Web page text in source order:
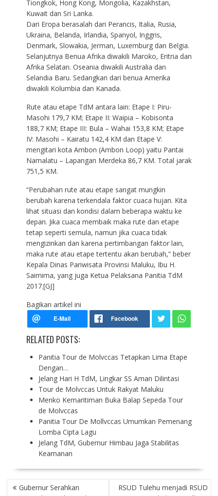
Tiongkok, Hong Kong, Mongolia, Kazakhstan,
Kuwait dan Sri Lanka.
Dari Eropa berasalah dari Perancis, Italia, Rusia,
Ukraina, Belanda, Irlandia, Spanyol, Inggris,
Denmark, Slowakia, Jerman, Luxemburg dan Belgia.
Selanjutnya Benua Afrika diwakili Maroko, Eritria dan
Afrika Selatan. Oseania diwakili Australia dan
Selandia Baru. Sedangkan dari benua Amerika
diwakili Kolumbia dan Kanada.
Rute atau etape TdM antara lain: Etape I: Piru-
Masohi 179,7 KM; Etape II: Waipia – Kobisonta
188,7 KM; Etape III: Bula – Wahai 153,8 KM; Etape
IV: Masohi – Kairatu 142,4 KM dan Etape V:
mengitari kota Ambon (Ambon Loop) yaitu Pantai
Namalatu – Lapangan Merdeka 86,7 KM. Total jarak
751,5 KM.
“Perubahan rute atau etape sangat mungkin
berubah karena terkendala faktor cuaca hujan. Kita
lihat situasi dan kondisi dalam beberapa waktu ke
depan. Jika cuaca membaik maka rute dan etape
tetap seperti semula, namun jika cuaca tidak
mengizinkan dan karena pertimbangan faktor lain,
maka rute atau etape tertentu akan berubah,” beber
Kepala Dinas Pariwisata Provinsi Maluku, Ibu H.
Saimima, yang juga Ketua Pelaksana Panitia TdM
2017.[GJ]
Bagikan artikel ini
RELATED POSTS:
Panitia Tour de Molvccas Tetapkan Lima Etape
Dengan…
Jelang Hari H TdM, Lingkar SS Aman Dilintasi
Tour de Molvccas Untuk Rakyat Maluku
Menko Kemaritiman Buka Balap Sepeda Tour
de Molvccas
Panitia Tour De Mollvccas Umumkan Pemenang
Lomba Cipta Lagu
Jelang TdM, Gubernur Himbau Jaga Stabilitas
Keamanan
P
Gubernur Serahkan
RSUD Tulehu menjadi RSUD